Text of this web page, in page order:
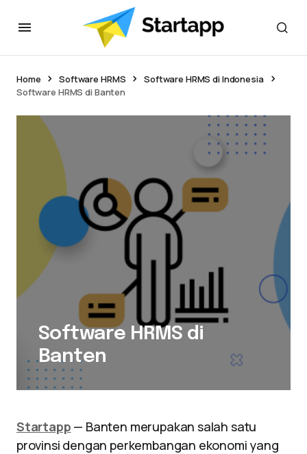
Home Software HRMS
Software HRMS di Indonesia
Software HRMS di Banten
Software HRMS di
Banten
Startapp — Banten merupakan salah satu
provinsi dengan perkembangan ekonomi yang